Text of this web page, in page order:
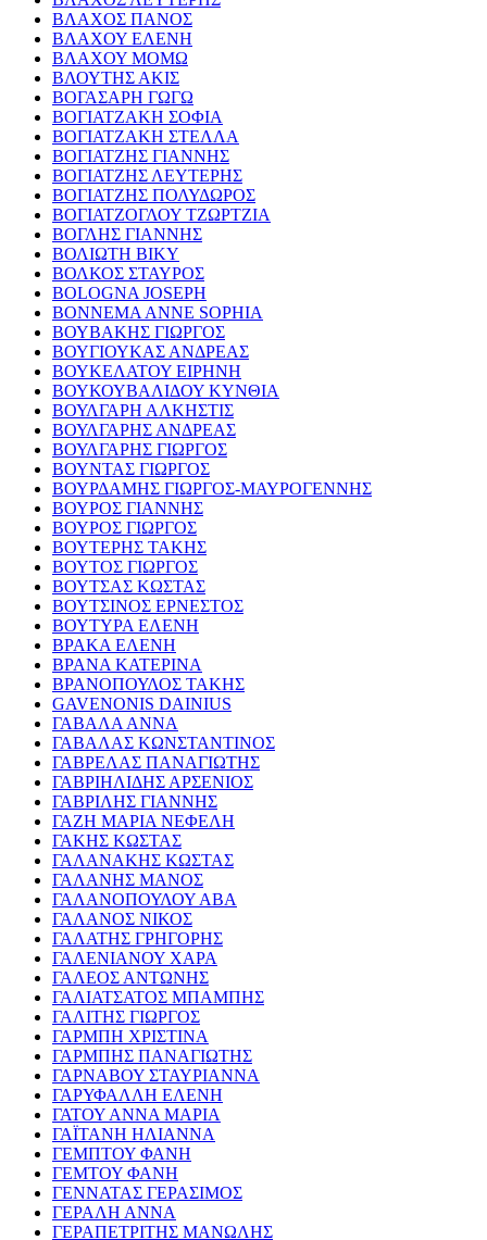
ΒΛΑΧΟΣ ΠΑΝΟΣ
ΒΛΑΧΟΥ ΕΛΕΝΗ
ΒΛΑΧΟΥ ΜΟΜΩ
ΒΛΟΥΤΗΣ ΑΚΙΣ
ΒΟΓΑΣΑΡΗ ΓΩΓΩ
ΒΟΓΙΑΤΖΑΚΗ ΣΟΦΙΑ
ΒΟΓΙΑΤΖΑΚΗ ΣΤΕΛΛΑ
ΒΟΓΙΑΤΖΗΣ ΓΙΑΝΝΗΣ
ΒΟΓΙΑΤΖΗΣ ΛΕΥΤΕΡΗΣ
ΒΟΓΙΑΤΖΗΣ ΠΟΛΥΔΩΡΟΣ
ΒΟΓΙΑΤΖΟΓΛΟΥ ΤΖΩΡΤΖΙΑ
ΒΟΓΛΗΣ ΓΙΑΝΝΗΣ
ΒΟΛΙΩΤΗ ΒΙΚΥ
ΒΟΛΚΟΣ ΣΤΑΥΡΟΣ
BOLOGNA JOSEPH
BONNEMA ANNE SOPHIA
ΒΟΥΒΑΚΗΣ ΓΙΩΡΓΟΣ
ΒΟΥΓΙΟΥΚΑΣ ΑΝΔΡΕΑΣ
ΒΟΥΚΕΛΑΤΟΥ ΕΙΡΗΝΗ
ΒΟΥΚΟΥΒΑΛΙΔΟΥ ΚΥΝΘΙΑ
ΒΟΥΛΓΑΡΗ ΑΛΚΗΣΤΙΣ
ΒΟΥΛΓΑΡΗΣ ΑΝΔΡΕΑΣ
ΒΟΥΛΓΑΡΗΣ ΓΙΩΡΓΟΣ
ΒΟΥΝΤΑΣ ΓΙΩΡΓΟΣ
ΒΟΥΡΔΑΜΗΣ ΓΙΩΡΓΟΣ-ΜΑΥΡΟΓΕΝΝΗΣ
ΒΟΥΡΟΣ ΓΙΑΝΝΗΣ
ΒΟΥΡΟΣ ΓΙΩΡΓΟΣ
ΒΟΥΤΕΡΗΣ ΤΑΚΗΣ
ΒΟΥΤΟΣ ΓΙΩΡΓΟΣ
ΒΟΥΤΣΑΣ ΚΩΣΤΑΣ
ΒΟΥΤΣΙΝΟΣ ΕΡΝΕΣΤΟΣ
ΒΟΥΤΥΡΑ ΕΛΕΝΗ
ΒΡΑΚΑ ΕΛΕΝΗ
ΒΡΑΝΑ ΚΑΤΕΡΙΝΑ
ΒΡΑΝΟΠΟΥΛΟΣ ΤΑΚΗΣ
GAVENONIS DAINIUS
ΓΑΒΑΛΑ ΑΝΝΑ
ΓΑΒΑΛΑΣ ΚΩΝΣΤΑΝΤΙΝΟΣ
ΓΑΒΡΕΛΑΣ ΠΑΝΑΓΙΩΤΗΣ
ΓΑΒΡΙΗΛΙΔΗΣ ΑΡΣΕΝΙΟΣ
ΓΑΒΡΙΛΗΣ ΓΙΑΝΝΗΣ
ΓΑΖΗ ΜΑΡΙΑ ΝΕΦΕΛΗ
ΓΑΚΗΣ ΚΩΣΤΑΣ
ΓΑΛΑΝΑΚΗΣ ΚΩΣΤΑΣ
ΓΑΛΑΝΗΣ ΜΑΝΟΣ
ΓΑΛΑΝΟΠΟΥΛΟΥ ΑΒΑ
ΓΑΛΑΝΟΣ ΝΙΚΟΣ
ΓΑΛΑΤΗΣ ΓΡΗΓΟΡΗΣ
ΓΑΛΕΝΙΑΝΟΥ ΧΑΡΑ
ΓΑΛΕΟΣ ΑΝΤΩΝΗΣ
ΓΑΛΙΑΤΣΑΤΟΣ ΜΠΑΜΠΗΣ
ΓΑΛΙΤΗΣ ΓΙΩΡΓΟΣ
ΓΑΡΜΠΗ ΧΡΙΣΤΙΝΑ
ΓΑΡΜΠΗΣ ΠΑΝΑΓΙΩΤΗΣ
ΓΑΡΝΑΒΟΥ ΣΤΑΥΡΙΑΝΝΑ
ΓΑΡΥΦΑΛΛΗ ΕΛΕΝΗ
ΓΑΤΟΥ ΑΝΝΑ ΜΑΡΙΑ
ΓΑΪΤΑΝΗ ΗΛΙΑΝΝΑ
ΓΕΜΠΤΟΥ ΦΑΝΗ
ΓΕΜΤΟΥ ΦΑΝΗ
ΓΕΝΝΑΤΑΣ ΓΕΡΑΣΙΜΟΣ
ΓΕΡΑΛΗ ΑΝΝΑ
ΓΕΡΑΠΕΤΡΙΤΗΣ ΜΑΝΩΛΗΣ